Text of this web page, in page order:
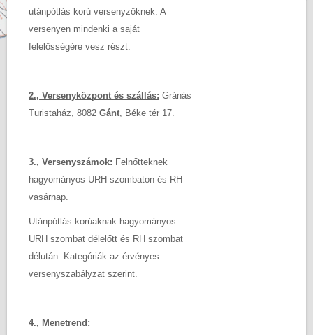
utánpótlás korú versenyzőknek. A
versenyen mindenki a saját
felelősségére vesz részt.
2., Versenyközpont és szállás: Gránás
Turistaház, 8082 Gánt , Béke tér 17.
3., Versenyszámok: Felnőtteknek
hagyományos URH szombaton és RH
vasárnap.
Utánpótlás korúaknak hagyományos
URH szombat délelőtt és RH szombat
délután. Kategóriák az érvényes
versenyszabályzat szerint.
4., Menetrend: